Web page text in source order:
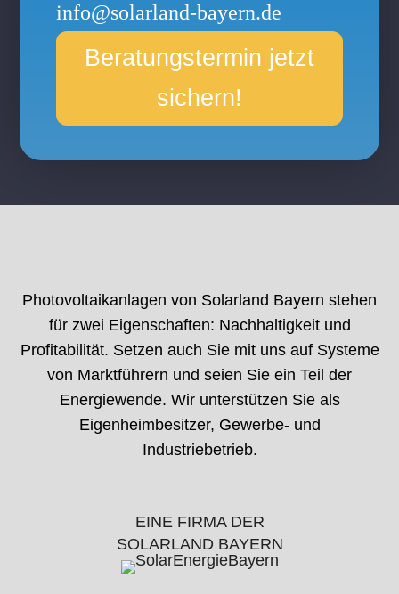
info@solarland-bayern.de
Beratungstermin jetzt
sichern!
​Photovoltaikanlagen von Solarland Bayern stehen
für zwei Eigenschaften: Nachhaltigkeit und
Profitabilität. Setzen auch Sie mit uns auf Systeme
von Marktführern und seien Sie ein Teil der
Energiewende. Wir unterstützen Sie als
Eigenheimbesitzer, Gewerbe- und
Industriebetrieb.
EINE FIRMA DER
SOLARLAND BAYERN